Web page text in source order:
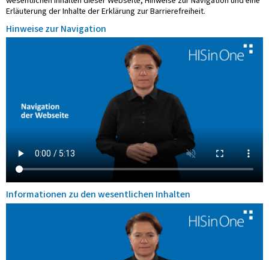
Erläuterung der Inhalte der Erklärung zur Barrierefreiheit.
Hinweise zur Navigation
Informationen zu den wesentlichen Inhalten